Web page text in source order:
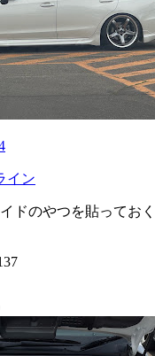
イン
ドのやつを貼ってお